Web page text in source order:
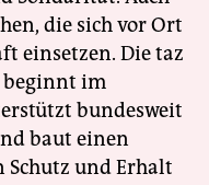
die sich vor Ort
einsetzen. Die taz
beginnt im
bundesweit
baut einen
Schutz und Erhalt